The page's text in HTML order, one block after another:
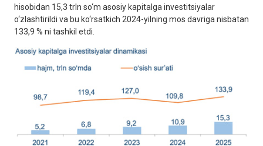
hisobidan 15,3 trln so‘m asosiy kapitalga investitsiyalar
o‘zlashtirildi va bu ko‘rsatkich 2024-yilning mos davriga nisbatan
133,9 % ni tashkil etdi.